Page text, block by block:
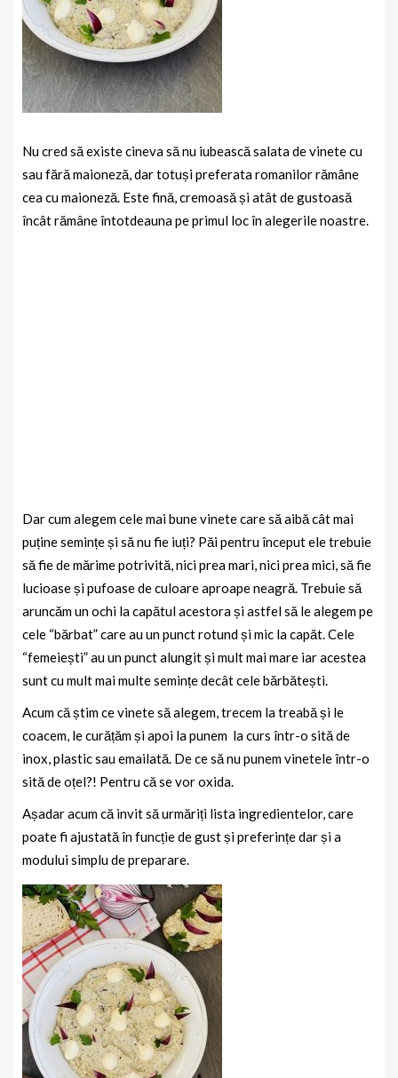
Nu cred să existe cineva să nu iubească salata de vinete cu
sau fără maioneză, dar totuși preferata romanilor rămâne
cea cu maioneză. Este fină, cremoasă și atât de gustoasă
încât rămâne întotdeauna pe primul loc în alegerile noastre.
Dar cum alegem cele mai bune vinete care să aibă cât mai
puține semințe și să nu fie iuți? Păi pentru început ele trebuie
să fie de mărime potrivită, nici prea mari, nici prea mici, să fie
lucioase și pufoase de culoare aproape neagră. Trebuie să
aruncăm un ochi la capătul acestora și astfel să le alegem pe
cele “bărbat” care au un punct rotund și mic la capăt. Cele
“femeiești” au un punct alungit și mult mai mare iar acestea
sunt cu mult mai multe semințe decât cele bărbătești.
Acum că știm ce vinete să alegem, trecem la treabă și le
coacem, le curățăm și apoi la punem la curs într-o sită de
inox, plastic sau emailată. De ce să nu punem vinetele într-o
sită de oțel?! Pentru că se vor oxida.
Așadar acum că invit să urmăriți lista ingredientelor, care
poate fi ajustată în funcție de gust și preferințe dar și a
modului simplu de preparare.